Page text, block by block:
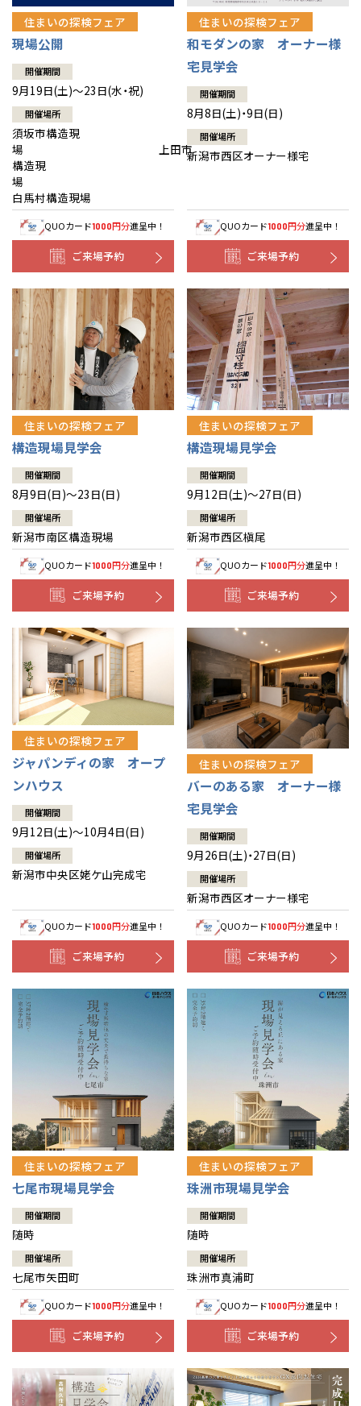
住まいの探検フェア
現場公開
開催期間
9月19日(土)～23日(水・祝)
開催場所
須坂市構造現
場 上田市
構造現
場
白馬村構造現場
QUOカード1000円分進呈中！
ご来場予約
住まいの探検フェア
和モダンの家 オーナー様
宅見学会
開催期間
8月8日(土)・9日(日)
開催場所
新潟市西区オーナー様宅
QUOカード1000円分進呈中！
ご来場予約
住まいの探検フェア
構造現場見学会
開催期間
8月9日(日)～23日(日)
開催場所
新潟市南区構造現場
QUOカード1000円分進呈中！
ご来場予約
住まいの探検フェア
構造現場見学会
開催期間
9月12日(土)～27日(日)
開催場所
新潟市西区槇尾
QUOカード1000円分進呈中！
ご来場予約
住まいの探検フェア
ジャパンディの家 オープ
ンハウス
開催期間
9月12日(土)～10月4日(日)
開催場所
新潟市中央区姥ケ山完成宅
QUOカード1000円分進呈中！
ご来場予約
住まいの探検フェア
バーのある家 オーナー様
宅見学会
開催期間
9月26日(土)・27日(日)
開催場所
新潟市西区オーナー様宅
QUOカード1000円分進呈中！
ご来場予約
住まいの探検フェア
七尾市現場見学会
開催期間
随時
開催場所
七尾市矢田町
QUOカード1000円分進呈中！
ご来場予約
住まいの探検フェア
珠洲市現場見学会
開催期間
随時
開催場所
珠洲市真浦町
QUOカード1000円分進呈中！
ご来場予約